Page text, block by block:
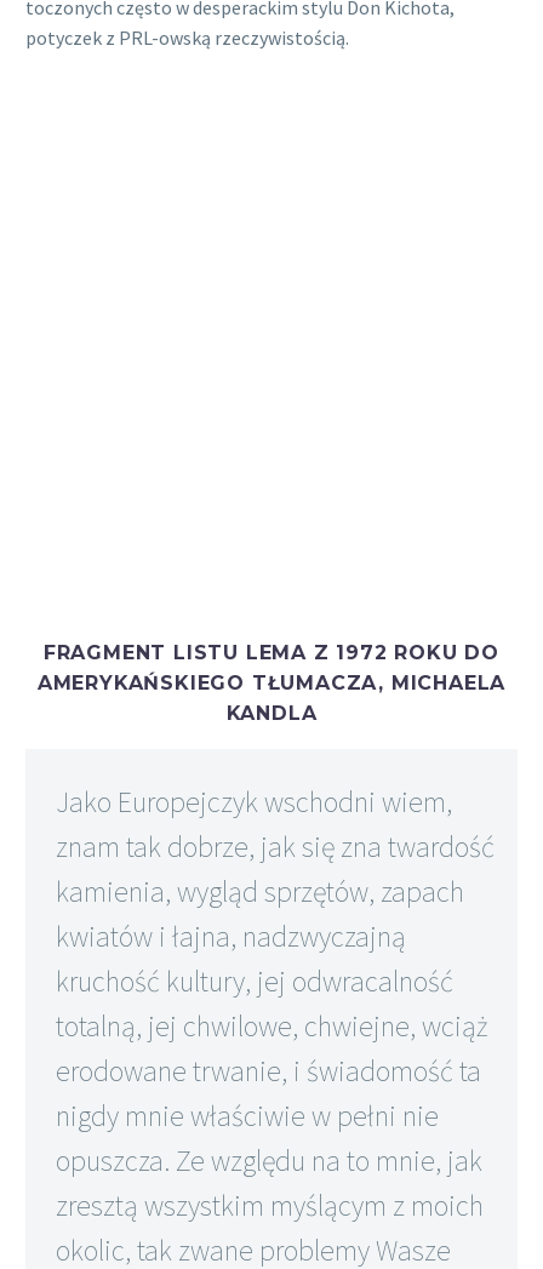
toczonych często w desperackim stylu Don Kichota,
potyczek z PRL-owską rzeczywistością.
FRAGMENT LISTU LEMA Z 1972 ROKU DO
AMERYKAŃSKIEGO TŁUMACZA, MICHAELA
KANDLA
Jako Europejczyk wschodni wiem,
znam tak dobrze, jak się zna twardość
kamienia, wygląd sprzętów, zapach
kwiatów i łajna, nadzwyczajną
kruchość kultury, jej odwracalność
totalną, jej chwilowe, chwiejne, wciąż
erodowane trwanie, i świadomość ta
nigdy mnie właściwie w pełni nie
opuszcza. Ze względu na to mnie, jak
zresztą wszystkim myślącym z moich
okolic, tak zwane problemy Wasze